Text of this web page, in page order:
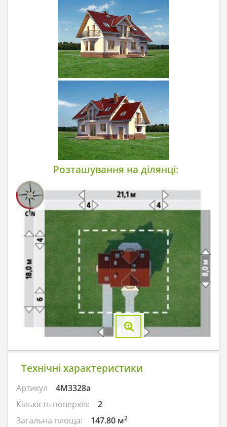
Розташування на ділянці:
Технічні характеристики
Артикул
4M3328a
Кількість поверхів:
2
Загальна площа:
147.80 м2